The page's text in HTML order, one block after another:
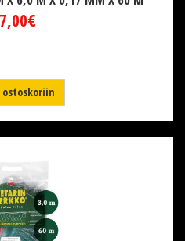
ostoskoriin